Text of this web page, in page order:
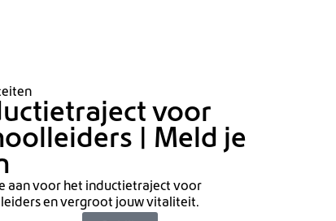
voor
| Meld je
aan voor het inductietraject voor
en vergroot jouw vitaliteit.